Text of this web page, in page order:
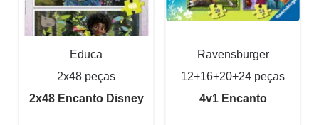
Educa
2x48 peças
2x48 Encanto Disney
Ravensburger
12+16+20+24 peças
4v1 Encanto